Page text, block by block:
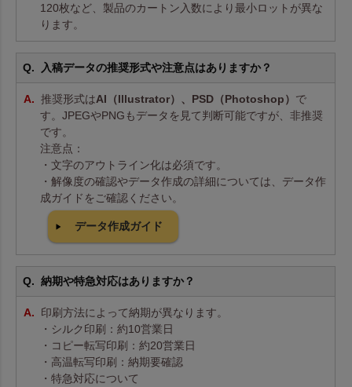
120枚など、製品のカートン入数により最小ロットが異な
ります。
入稿データの推奨形式や注意点はありますか？
推奨形式はAI（Illustrator）、PSD（Photoshop） で
す。JPEGやPNGもデータを見て判断可能ですが、非推奨
です。
注意点：
・文字のアウトライン化は必須です。
・解像度の確認やデータ作成の詳細については、データ作
成ガイドをご確認ください。
データ作成ガイド
納期や特急対応はありますか？
印刷方法によって納期が異なります。
・シルク印刷：約10営業日
・コピー転写印刷：約20営業日
・高温転写印刷：納期要確認
・特急対応について